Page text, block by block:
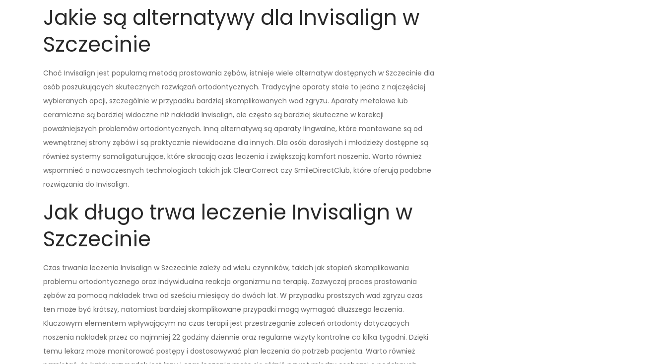
Jakie są alternatywy dla Invisalign w
Szczecinie
Choć Invisalign jest popularną metodą prostowania zębów, istnieje wiele alternatyw dostępnych w Szczecinie dla
osób poszukujących skutecznych rozwiązań ortodontycznych. Tradycyjne aparaty stałe to jedna z najczęściej
wybieranych opcji, szczególnie w przypadku bardziej skomplikowanych wad zgryzu. Aparaty metalowe lub
ceramiczne są bardziej widoczne niż nakładki Invisalign, ale często są bardziej skuteczne w korekcji
poważniejszych problemów ortodontycznych. Inną alternatywą są aparaty lingwalne, które montowane są od
wewnętrznej strony zębów i są praktycznie niewidoczne dla innych. Dla osób dorosłych i młodzieży dostępne są
również systemy samoligaturujące, które skracają czas leczenia i zwiększają komfort noszenia. Warto również
wspomnieć o nowoczesnych technologiach takich jak ClearCorrect czy SmileDirectClub, które oferują podobne
rozwiązania do Invisalign.
Jak długo trwa leczenie Invisalign w
Szczecinie
Czas trwania leczenia Invisalign w Szczecinie zależy od wielu czynników, takich jak stopień skomplikowania
problemu ortodontycznego oraz indywidualna reakcja organizmu na terapię. Zazwyczaj proces prostowania
zębów za pomocą nakładek trwa od sześciu miesięcy do dwóch lat. W przypadku prostszych wad zgryzu czas
ten może być krótszy, natomiast bardziej skomplikowane przypadki mogą wymagać dłuższego leczenia.
Kluczowym elementem wpływającym na czas terapii jest przestrzeganie zaleceń ortodonty dotyczących
noszenia nakładek przez co najmniej 22 godziny dziennie oraz regularne wizyty kontrolne co kilka tygodni. Dzięki
temu lekarz może monitorować postępy i dostosowywać plan leczenia do potrzeb pacjenta. Warto również